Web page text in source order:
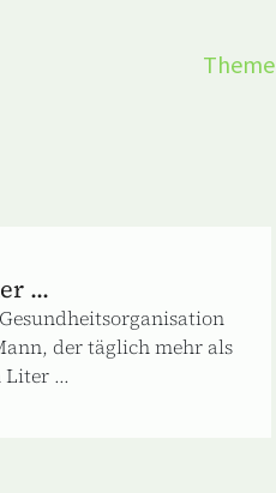
...
der täglich mehr als
Liter ...